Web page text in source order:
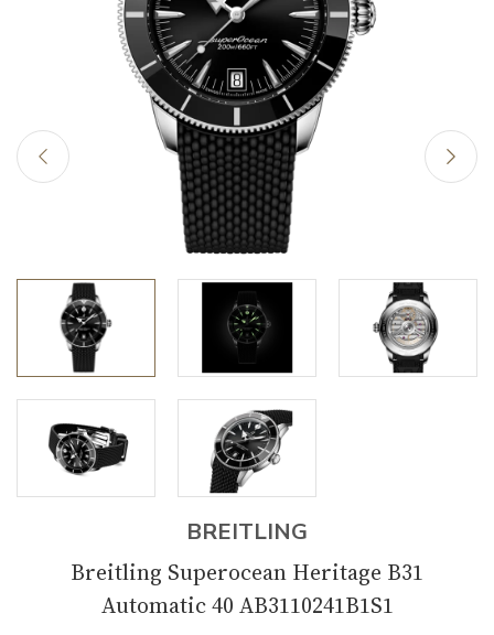
BREITLING
Breitling Superocean Heritage B31
Automatic 40 AB3110241B1S1